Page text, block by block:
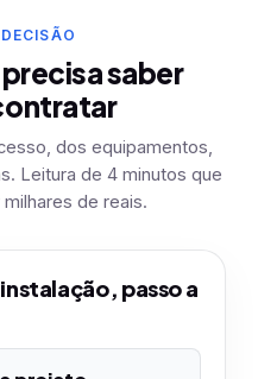
saber
dos equipamentos,
Leitura de 4 minutos que
de reais.
passo a